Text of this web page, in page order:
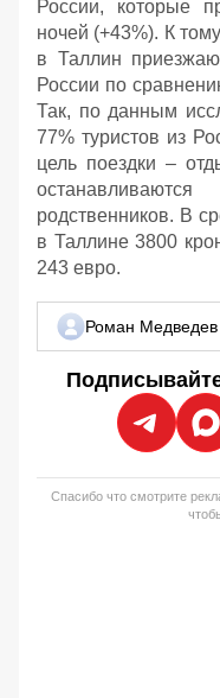
России, которые
ночей (+43%). К
в Таллин
России по
Так, по данным
77% туристов из
цель поездки –
родственников. В
в Таллине 3800
243 евро.
Роман Медведев
Спасибо что смотрите